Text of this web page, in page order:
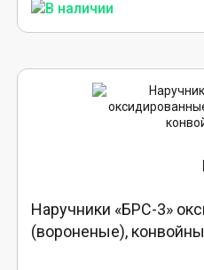
Наручники «БРС-3»
(вороненые),